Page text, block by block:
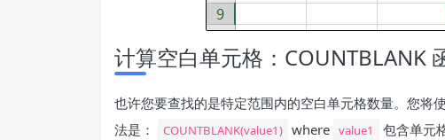
计算空白单元格：COUNTBLANK
也许您要查找的是特定范围内的空白单元格数量。您将
法是：
COUNTBLANK(value1) where value1 包含单元